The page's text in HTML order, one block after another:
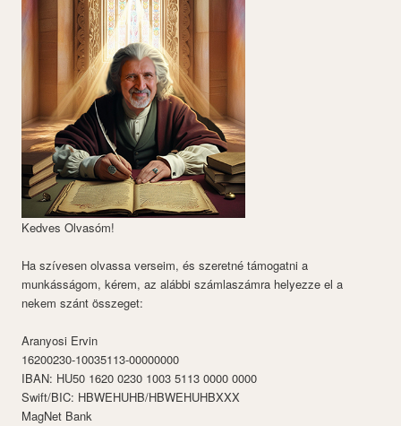
Kedves Olvasóm!
Ha szívesen olvassa verseim, és szeretné támogatni a
munkásságom, kérem, az alábbi számlaszámra helyezze el a
nekem szánt összeget:
Aranyosi Ervin
16200230-10035113-00000000
IBAN: HU50 1620 0230 1003 5113 0000 0000
Swift/BIC: HBWEHUHB/HBWEHUHBXXX
MagNet Bank